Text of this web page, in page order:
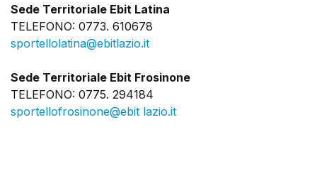
Sede Territoriale Ebit Latina
TELEFONO: 0773. 610678
sportellolatina@ebitlazio.it
Sede Territoriale Ebit Frosinone
TELEFONO: 0775. 294184
sportellofrosinone@ebit lazio.it